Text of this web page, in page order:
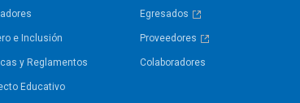
e Inclusión
y Reglamentos​
Educativo
Egresados
Proveedores
Colaboradores